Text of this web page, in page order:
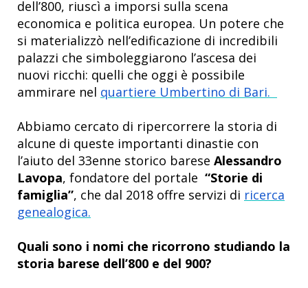
dell’800, riuscì a imporsi sulla scena
economica e politica europea. Un potere che
si materializzò nell’edificazione di incredibili
palazzi che simboleggiarono l’ascesa dei
nuovi ricchi: quelli che oggi è possibile
ammirare nel quartiere Umbertino di Bari.
Abbiamo cercato di ripercorrere la storia di
alcune di queste importanti dinastie con
l’aiuto del 33enne storico barese Alessandro
Lavopa, fondatore del portale “Storie di
famiglia”, che dal 2018 offre servizi di ricerca
genealogica.
Quali sono i nomi che ricorrono studiando la
storia barese dell’800 e del 900?